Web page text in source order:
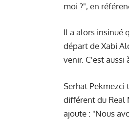
moi ?", en
Il a alors insinué
départ de Xabi
venir. C'est aussi
Serhat Pekmezci
différent du Real
ajoute : "Nous